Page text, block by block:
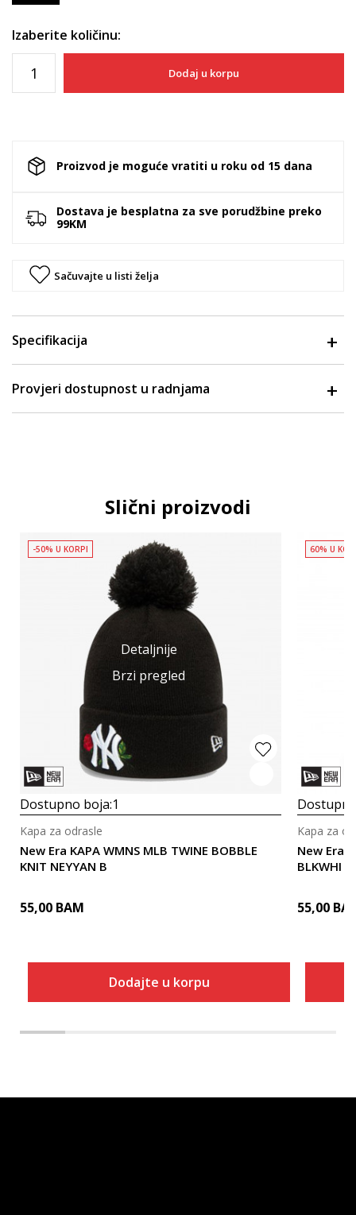
Izaberite količinu:
Dodaj u korpu
Proizvod je moguće vratiti u roku od 15 dana
Dostava je besplatna za sve porudžbine preko
99KM
Sačuvajte u listi želja
Specifikacija
Provjeri dostupnost u radnjama
Slični proizvodi
Detaljnije
Brzi pregled
-50% U KORPI
Dostupno boja:1
New Era KAPA WMNS MLB TWINE BOBBLE
KNIT NEYYAN B
Kapa za odrasle
55,00 BAM
Dodajte u korpu
60% U
New Era
BLKWHI
Kapa za
55,00